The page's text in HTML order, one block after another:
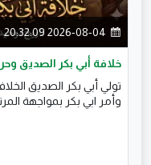
2026-08-04 20:32:09
خلافة أبي بكر الصديق
تولي أبي بكر الصديق
وأمر ابي بكر بمواجهة